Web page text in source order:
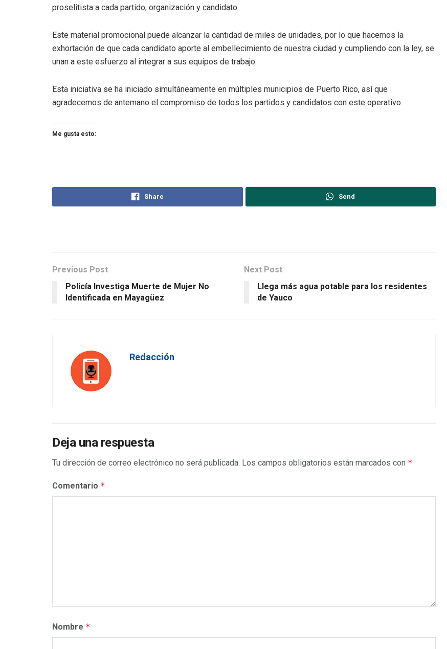
proselitista a cada partido, organización y candidato.
Este material promocional puede alcanzar la cantidad de miles de unidades, por lo que hacemos la
exhortación de que cada candidato aporte al embellecimiento de nuestra ciudad y cumpliendo con la ley, se
unan a este esfuerzo al integrar a sus equipos de trabajo.
Esta iniciativa se ha iniciado simultáneamente en múltiples municipios de Puerto Rico, así que
agradecemos de antemano el compromiso de todos los partidos y candidatos con este operativo.
Me gusta esto:
Share Send
Previous Post
Policía Investiga Muerte de Mujer No
Identificada en Mayagüez
Next Post
Llega más agua potable para los residentes
de Yauco
Redacción
Deja una respuesta
Tu dirección de correo electrónico no será publicada. Los campos obligatorios están marcados con *
Comentario *
Nombre *